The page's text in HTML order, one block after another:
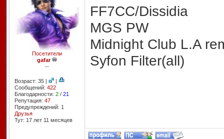
Посетители
gafar
--
Возраст: 35 |
|
Сообщений: 422
Благодарности: 2/ 21
Репутация: 47
Предупреждений: 1
Друзья
Тут: 17 лет 11 месяцев
FF7CC/Dissidia
MGS PW
Midnight Club L.A
Syfon Filter(all)